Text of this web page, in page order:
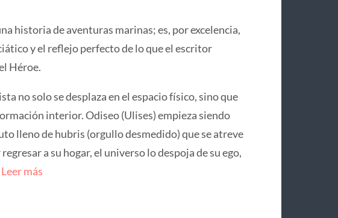
historia de aventuras marinas; es, por excelencia,
y el reflejo perfecto de lo que el escritor
Héroe.
no solo se desplaza en el espacio físico, sino que
interior. Odiseo (Ulises) empieza siendo
lleno de hubris (orgullo desmedido) que se atreve
a su hogar, el universo lo despoja de su ego,
Leer más